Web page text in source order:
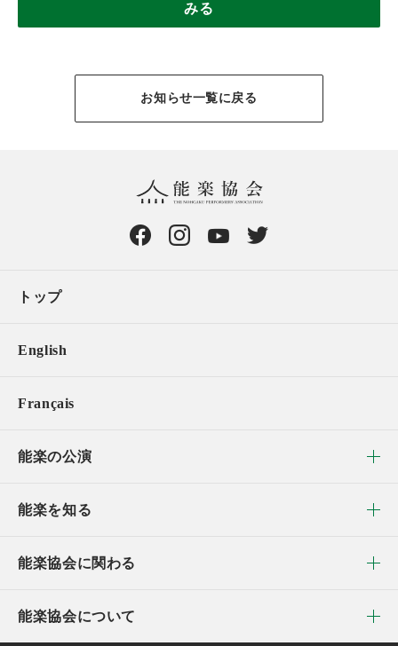
みる
お知らせ一覧に戻る
トップ
English
Français
能楽の公演
能楽を知る
能楽協会に関わる
能楽協会について